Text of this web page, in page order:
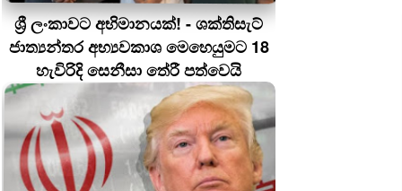
ශ්‍රී ලංකාවට අභිමානයක්! - ශක්තිසැට්
ජාත්‍යන්තර අභ්‍යවකාශ මෙහෙයුමට 18
හැවිරිදි සෙනීසා තේරී පත්වෙයි